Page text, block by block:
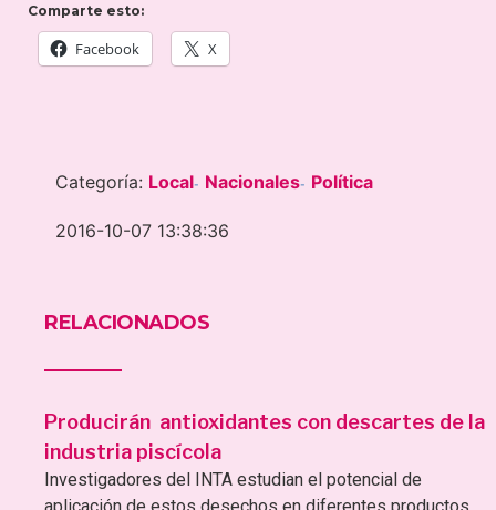
Comparte esto:
Facebook X
Categoría: Local- Nacionales- Política
2016-10-07 13:38:36
RELACIONADOS
Producirán antioxidantes con descartes de la
industria piscícola
Investigadores del INTA estudian el potencial de